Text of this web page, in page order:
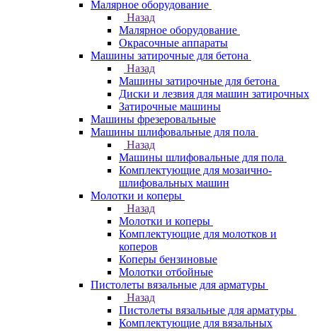
Малярное оборудование
Назад
Малярное оборудование
Окрасочные аппараты
Машины затирочные для бетона
Назад
Машины затирочные для бетона
Диски и лезвия для машин затирочных
Затирочные машины
Машины фрезеровальные
Машины шлифовальные для пола
Назад
Машины шлифовальные для пола
Комплектующие для мозаично-
шлифовальных машин
Молотки и коперы
Назад
Молотки и коперы
Комплектующие для молотков и
коперов
Коперы бензиновые
Молотки отбойные
Пистолеты вязальные для арматуры
Назад
Пистолеты вязальные для арматуры
Комплектующие для вязальных